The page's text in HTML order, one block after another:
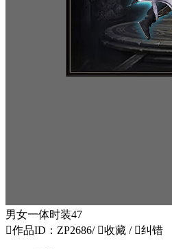
男女一体时装47
作品ID：ZP2686/ 收藏 / 纠错